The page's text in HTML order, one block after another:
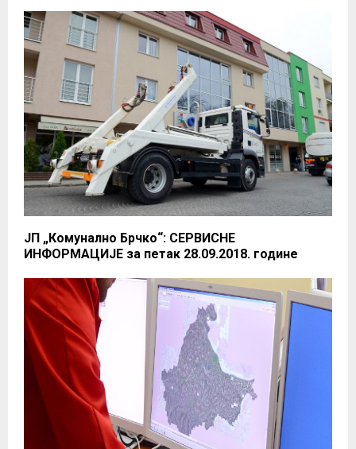
ЈП „Комунално Брчко“: СЕРВИСНЕ
ИНФОРМАЦИЈЕ за петак 28.09.2018. године